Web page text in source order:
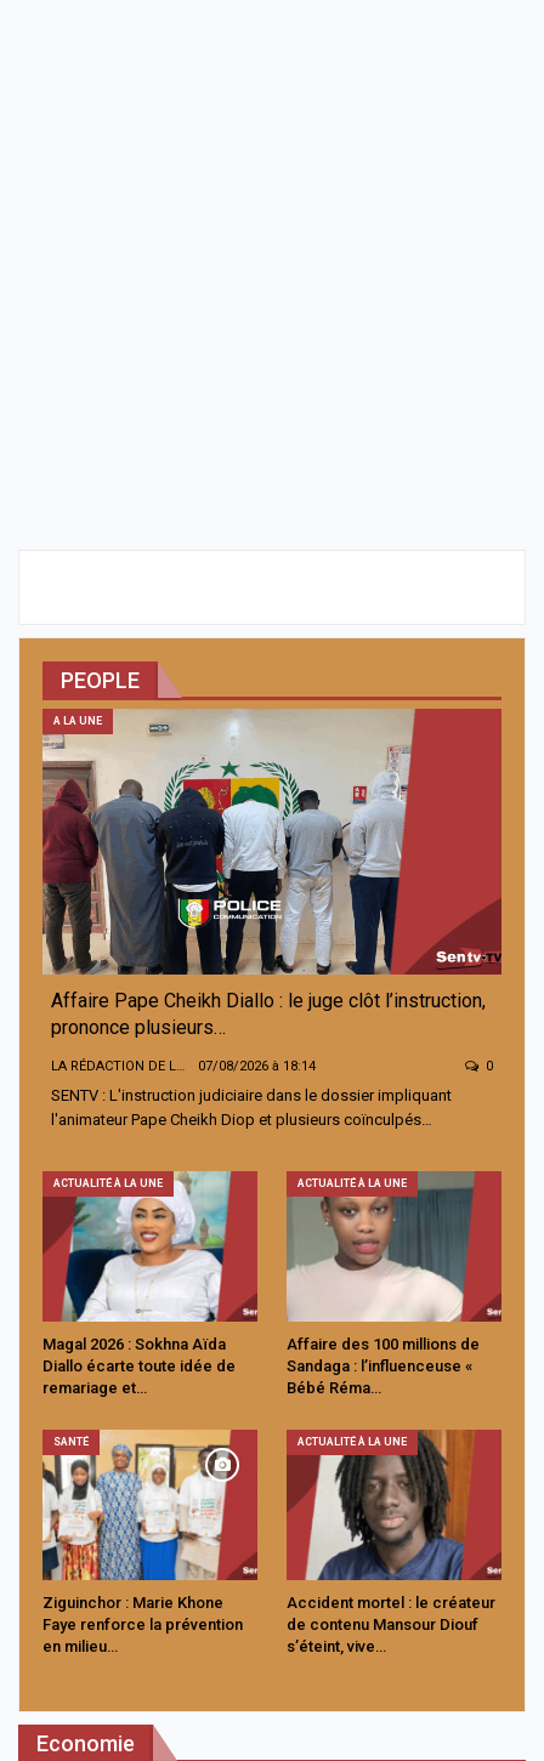
PEOPLE
A LA UNE
Affaire Pape Cheikh Diallo : le juge clôt l’instruction,
prononce plusieurs…
LA RÉDACTION DE LA SENTV.INFO 07/08/2026 à 18:14 0
SENTV : L'instruction judiciaire dans le dossier impliquant
l'animateur Pape Cheikh Diop et plusieurs coïnculpés…
ACTUALITÉ À LA UNE
Magal 2026 : Sokhna Aïda
Diallo écarte toute idée de
remariage et…
ACTUALITÉ À LA UNE
Affaire des 100 millions de
Sandaga : l’influenceuse «
Bébé Réma…
SANTÉ
Ziguinchor : Marie Khone
Faye renforce la prévention
en milieu…
ACTUALITÉ À LA UNE
Accident mortel : le créateur
de contenu Mansour Diouf
s’éteint, vive…
Economie